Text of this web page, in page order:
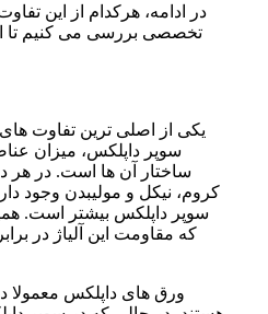
در ادامه، هرکدام از این
تخصصی بررسی می کنیم تا
یکی از اصلی ترین تفاوت
سوپر داپلکس، میزان
ساختار آن ها است. در هر
کروم، نیکل و مولیبدن وجود
سوپر داپلکس بیشتر است.
که مقاومت این آلیاژ در